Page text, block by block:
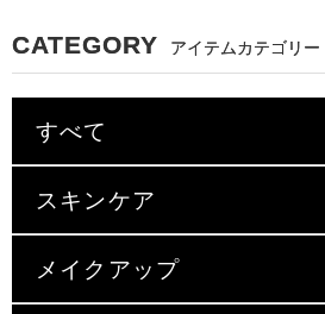
CATEGORY アイテムカテゴリー
すべて
スキンケア
メイクアップ